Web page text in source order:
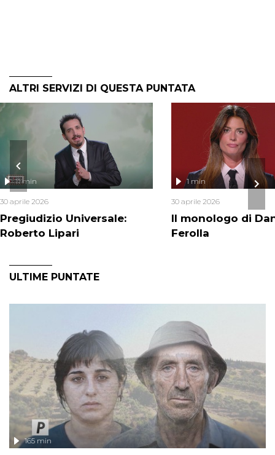
ALTRI SERVIZI DI QUESTA PUNTATA
Pregiudizio Universale:
Roberto Lipari
11 min
30 aprile 2026
Il monologo di
Ferolla
1 min
30 aprile 2026
ULTIME PUNTATE
165 min